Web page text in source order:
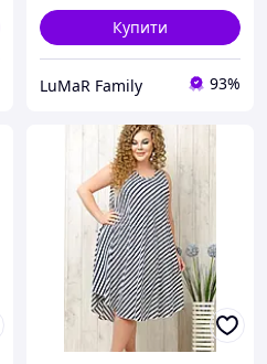
Купити
LuMaR Family 93%